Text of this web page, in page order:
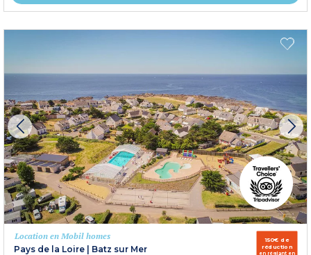
Location en Mobil homes
Pays de la Loire | Batz sur Mer
150€ de
réduction
en réglant en